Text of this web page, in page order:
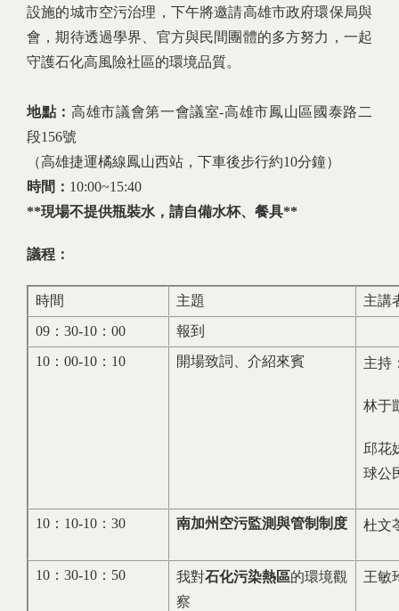
設施的城市空污治理，下午將邀請高雄市政府環保局與
會，期待透過學界、官方與民間團體的多方努力，一起
守護石化高風險社區的環境品質。
地點： 高雄市議會第一會議室-高雄市鳳山區國泰路二
段156號
（高雄捷運橘線鳳山西站，下車後步行約10分鐘）
時間： 10:00~15:40
**現場不提供瓶裝水，請自備水杯、餐具**
議程：
時間 主題
主講
09：30-10：00
報到
10：00-10：10
開場致詞、介紹來賓 主持
林于
邱花
球公
10：10-10：30 南加州空污監測與管制制度 杜文
10：30-10：50 我對石化污染熱區的環境觀
察
王敏